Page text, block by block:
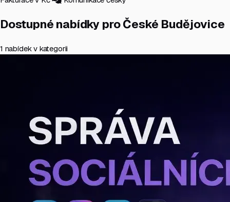
Dostupné nabídky pro České Budějovice
1 nabídek v kategorii